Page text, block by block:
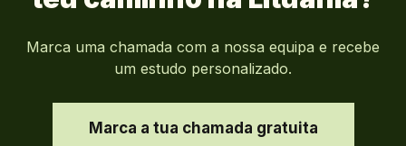
Marca uma chamada com a nossa equipa e recebe
um estudo personalizado.
Marca a tua chamada gratuita